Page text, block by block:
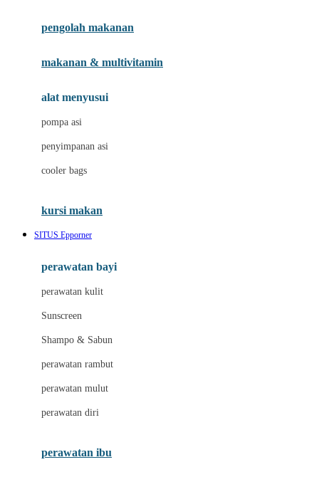
Joolz
Leclerc
Lee Vierra
Lillebaby
Little Bird Told Me
Little Miss Janis
London Taxi
Love To Dream
M
Magformers
pengolah makanan
makanan & multivitamin
alat menyusui
pompa asi
penyimpanan asi
cooler bags
kursi makan
SITUS Epporner
perawatan bayi
perawatan kulit
Sunscreen
Shampo & Sabun
perawatan rambut
perawatan mulut
perawatan diri
perawatan ibu